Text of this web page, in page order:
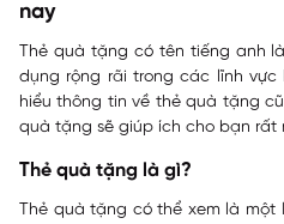
nay
Thẻ quà tặng có tên tiếng anh
dụng rộng rãi trong các lĩnh vực
hiểu thông tin về thẻ quà tặng
quà tặng sẽ giúp ích cho bạn rất
Thẻ quà tặng là gì?
Thẻ quà tặng có thể xem là một